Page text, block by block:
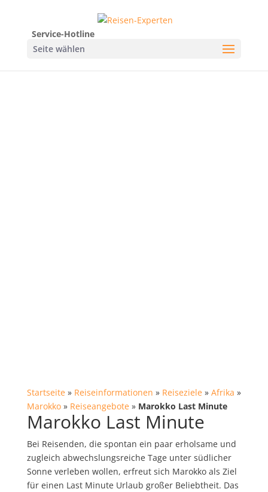
Service-Hotline
Seite wählen
Startseite» Reiseinformationen » Reiseziele» Afrika »
Marokko» Reiseangebote» Marokko Last Minute
Marokko Last Minute
Bei Reisenden, die spontan ein paar erholsame und
zugleich abwechslungsreiche Tage unter südlicher
Sonne verleben wollen, erfreut sich Marokko als Ziel
für einen Last Minute Urlaub großer Beliebtheit. Das